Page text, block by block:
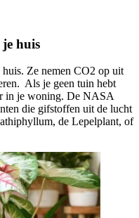
huis
huis. Ze nemen CO2 op uit
Als je geen tuin hebt
in je woning. De NASA
die gifstoffen uit de lucht
de Lepelplant, of